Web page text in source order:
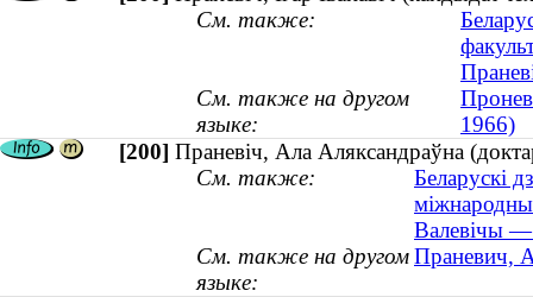
См. также:
См. также на другом
языке:
1966)
[200] Праневіч, Ала Аляксандраўна
См. также:
Беларускі
Валевічы —
См. также на другом
языке:
Праневич,